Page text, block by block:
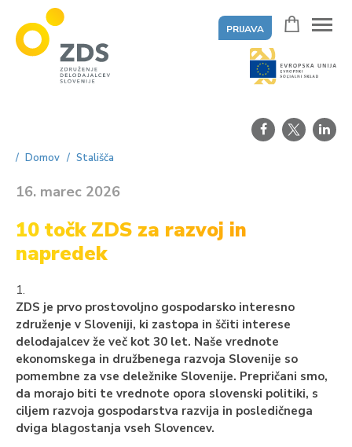
PRIJAVA
Domov Stališča
16. marec 2026
10 točk ZDS za razvoj in
napredek
1.
ZDS je prvo prostovoljno gospodarsko interesno
združenje v Sloveniji, ki zastopa in ščiti interese
delodajalcev že več kot 30 let. Naše vrednote
ekonomskega in družbenega razvoja Slovenije so
pomembne za vse deležnike Slovenije. Prepričani smo,
da morajo biti te vrednote opora slovenski politiki, s
ciljem razvoja gospodarstva razvija in posledičnega
dviga blagostanja vseh Slovencev.